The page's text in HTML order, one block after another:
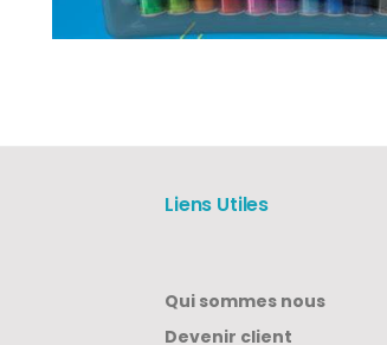
Liens Utiles
Qui sommes nous
Devenir client